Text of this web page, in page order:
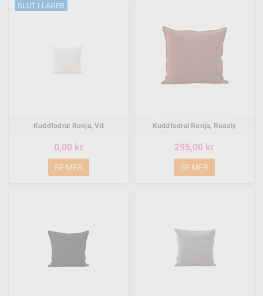
SLUT I LAGER
Kuddfodral Ronja, Vit
0,00 kr
SE MER
Kuddfodral Ronja, Roasty
295,00 kr
SE MER